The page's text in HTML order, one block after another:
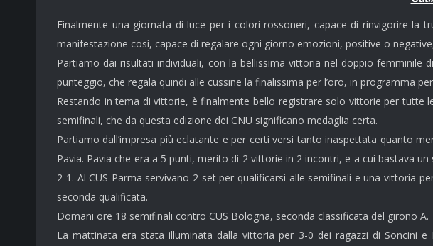
Finalmente una giornata di luce per i colori rossoneri, capace di rinvigorire la
manifestazione così, capace di regalare ogni giorno emozioni, positive o
Partiamo dai risultati individuali, con la bellissima vittoria nel doppio femminile
punteggio, che regala quindi alle cussine la finalissima per l’oro, in programma
Restando in tema di vittorie, è finalmente bello registrare solo vittorie per tutte
semifinali, che da questa edizione dei CNU significano medaglia certa.
Partiamo dall’impresa più eclatante e per certi versi tanto inaspettata quanto
Pavia. Pavia che era a 5 punti, merito di 2 vittorie in 2 incontri, e a cui bastava
2-1. Al CUS Parma servivano 2 set per qualificarsi alle semifinali e una vittoria
seconda qualificata.
Domani ore 18 semifinali contro CUS Bologna, seconda classificata del girono A.
La mattinata era stata illuminata dalla vittoria per 3-0 dei ragazzi di Soncini